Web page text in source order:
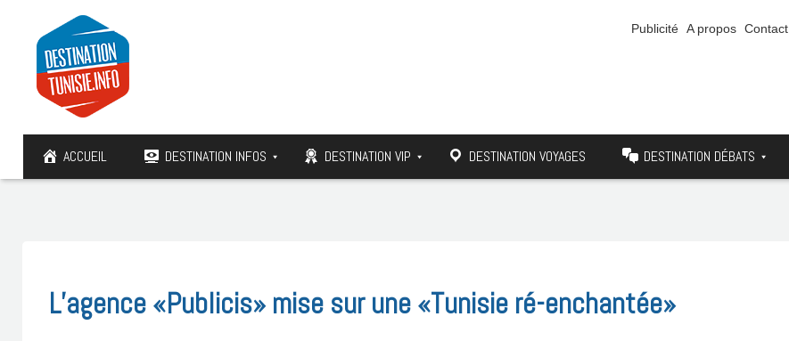
Publicité A propos Contact
ACCUEIL DESTINATION INFOS DESTINATION VIP DESTINATION VOYAGES DESTINATION DÉBATS
L’agence «Publicis» mise sur une «Tunisie ré-enchantée»